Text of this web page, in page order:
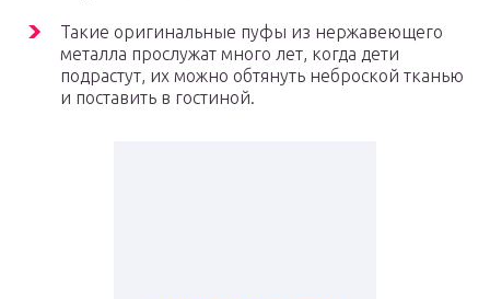
Такие оригинальные пуфы из нержавеющего
металла прослужат много лет, когда дети
подрастут, их можно обтянуть неброской тканью
и поставить в гостиной.